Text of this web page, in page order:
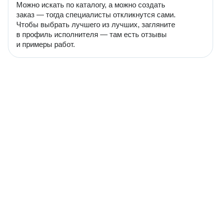
Можно искать по каталогу, а можно создать
заказ — тогда специалисты откликнутся сами.
Чтобы выбрать лучшего из лучших, загляните
в профиль исполнителя — там есть отзывы
и примеры работ.